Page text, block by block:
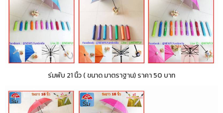
ร่มพับ 21 นิ้ว ( ขนาด มาตราฐาน) ราคา 50 บาท